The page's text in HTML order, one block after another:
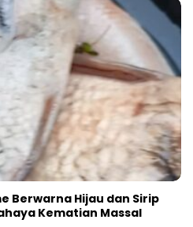
Berwarna Hijau dan Sirip
Kematian Massal